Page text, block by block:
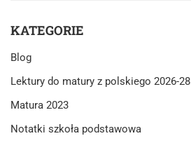
PO
Z
2022 ROKU!
KATEGORIE
Blog
Lektury do matury z polskiego 2026-28
Matura 2023
Notatki szkoła podstawowa